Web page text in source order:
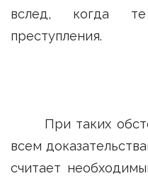
вслед, когда
преступления.
При таких
всем
считает